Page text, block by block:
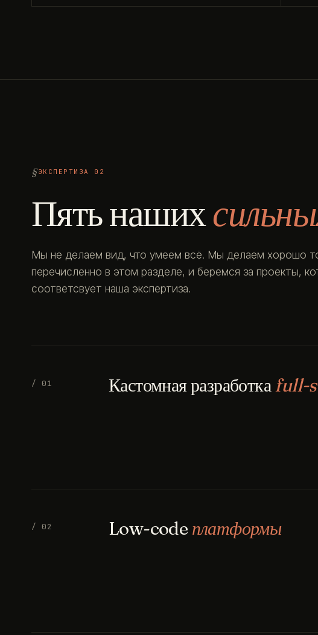
ЭКСПЕРТИЗА 02
Пять наших
Мы не делаем вид, что умеем всё. Мы делаем хорошо
перечисленно в этом разделе, и беремся за проекты,
соответсвует наша экспертиза.
/ 01 Кастомная разработкаfull-
/ 02 Low-code платформы